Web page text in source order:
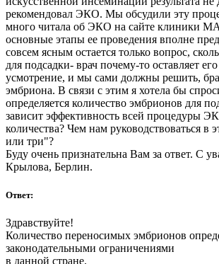
рекомендовал ЭКО. Мы обсудили эту
много читала об ЭКО на сайте клиники
основные этапы ее проведения вполне
совсем ясным остается только вопрос,
для подсадки- врач почему-то оставляет
усмотрение, и мы сами должны решить,
эмбриона. В связи с этим я хотела бы
определяется количество эмбрионов для
зависит эффективность всей процедуры
количества? Чем нам руководствоваться в
или три"?
Буду очень признательна Вам за ответ. С
Крылова, Берлин.
Ответ:
Здравствуйте!
Количество переносимых эмбрионов
законодательными ограничениями
в данной стране.